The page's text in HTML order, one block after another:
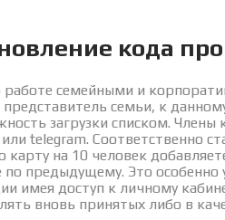
кода
семейными и
семьи, к
загрузки списком.
telegram. Соответственно
карту на 10 человек
предыдущему. Это
имея доступ к личному
вновь принятых либо в